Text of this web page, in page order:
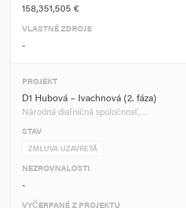
158,351,505 €
VLASTNÉ ZDROJE
-
PROJEKT
D1 Hubová – Ivachnová (2. fáza)
Národná diaľničná spoločnosť,…
STAV
ZMLUVA UZAVRETÁ
NEZROVNALOSTI
-
VYČERPANÉ Z PROJEKTU